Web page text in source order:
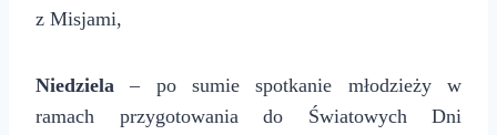
z Misjami,
Niedziela – po sumie spotkanie młodzieży w
ramach przygotowania do Światowych Dni